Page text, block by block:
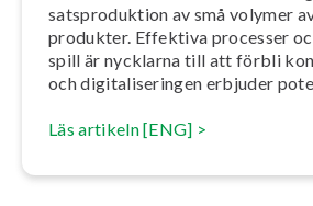
sats­pro­duk­tion av små volymer
produkter. Effektiva processer
spill är nycklarna till att förbli
och di­gi­ta­li­se­ring­en erbjuder
Läs artikeln [ENG] >